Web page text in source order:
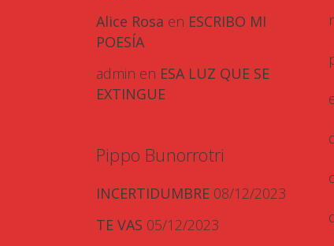
Alice Rosa en ESCRIBO MI
POESÍA
admin en ESA LUZ QUE SE
EXTINGUE
Pippo Bunorrotri
INCERTIDUMBRE 08/12/2023
TE VAS 05/12/2023